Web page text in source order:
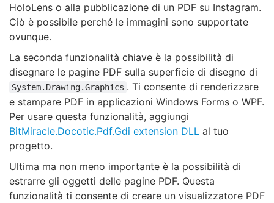
HoloLens o alla pubblicazione di un PDF su Instagram.
Ciò è possibile perché le immagini sono supportate
ovunque.
La seconda funzionalità chiave è la possibilità di
disegnare le pagine PDF sulla superficie di disegno di
System.Drawing.Graphics . Ti consente di renderizzare
e stampare PDF in applicazioni Windows Forms o WPF.
Per usare questa funzionalità, aggiungi
BitMiracle.Docotic.Pdf.Gdi extension DLL al tuo
progetto.
Ultima ma non meno importante è la possibilità di
estrarre gli oggetti delle pagine PDF. Questa
funzionalità ti consente di creare un visualizzatore PDF